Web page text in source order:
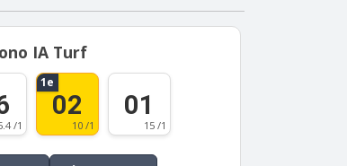
IA Turf
/1
1e
02
10 /1
01
15 /1